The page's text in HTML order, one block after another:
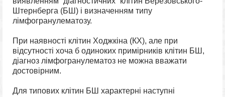
Штернберга (БШ) і визначенням типу
лімфогранулематозу.
При наявності клітин Ходжкіна (КХ), але при
відсутності хоча б одиноких примірників клітин БШ,
діагноз лімфогранулематоз не можна вважати
достовірним.
Для типових клітин БШ характерні наступні